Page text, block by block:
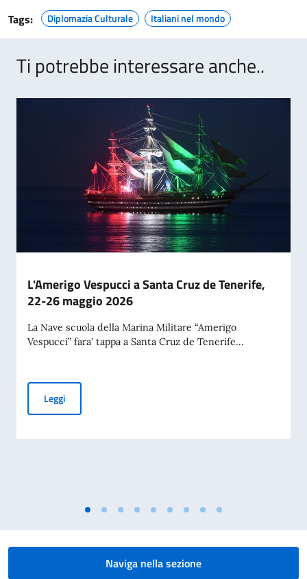
Tags: Diplomazia Culturale Italiani nel mondo
Ti potrebbe interessare anche..
L'Amerigo Vespucci a Santa Cruz de Tenerife,
22-26 maggio 2026
La Nave scuola della Marina Militare “Amerigo
Vespucci” fara' tappa a Santa Cruz de Tenerife...
LeggiL'Amerigo Vespucci a Santa Cruz de Tenerife, 22-26
Naviga nella sezione